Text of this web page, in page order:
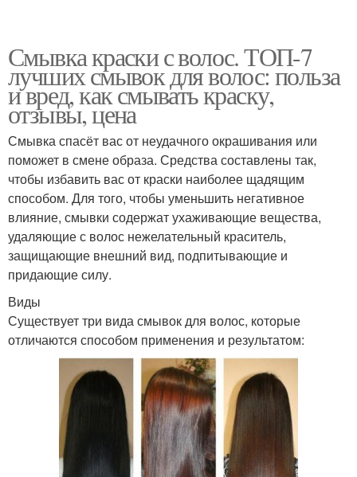
Смывка краски с волос. ТОП-7
лучших смывок для волос: польза
и вред, как смывать краску,
отзывы, цена
Смывка спасёт вас от неудачного окрашивания или
поможет в смене образа. Средства составлены так,
чтобы избавить вас от краски наиболее щадящим
способом. Для того, чтобы уменьшить негативное
влияние, смывки содержат ухаживающие вещества,
удаляющие с волос нежелательный краситель,
защищающие внешний вид, подпитывающие и
придающие силу.
Виды
Существует три вида смывок для волос, которые
отличаются способом применения и результатом: